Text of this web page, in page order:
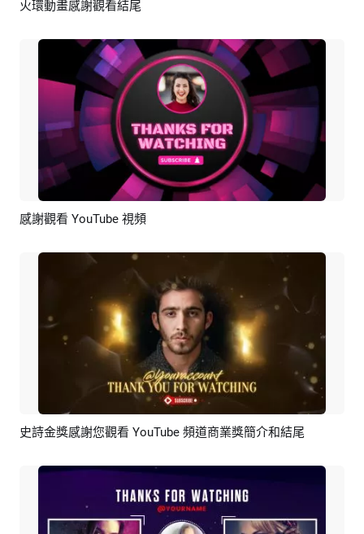
預覽
火環動畫感謝觀看結尾
預覽
感謝觀看 YouTube 視頻
預覽 AI剪同款
史詩金獎感謝您觀看 YouTube 頻道商業獎簡介和結尾